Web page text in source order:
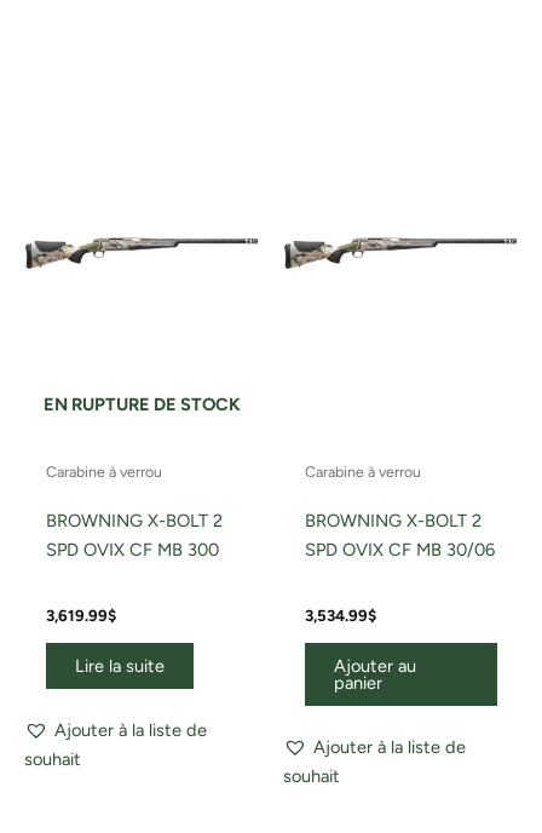
EN RUPTURE DE STOCK
Carabine à verrou
BROWNING X-BOLT 2
SPD OVIX CF MB 300
3,619.99$
Lire la suite
Ajouter à la liste de
souhait
Carabine à verrou
BROWNING X-BOLT 2
SPD OVIX CF MB 30/06
3,534.99$
Ajouter au
panier
Ajouter à la liste de
souhait